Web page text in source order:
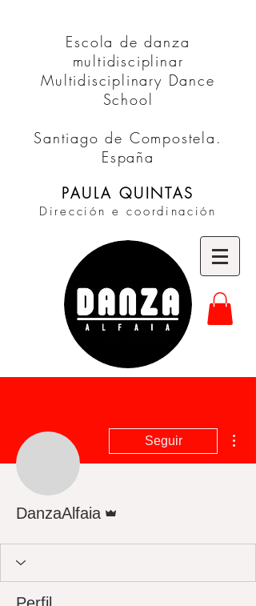
Escola de danza
multidisciplinar
Multidisciplinary Dance
School
Santiago de Compostela.
España
PAULA QUINTAS
Dirección e coordinación
Seguir
DanzaAlfaia